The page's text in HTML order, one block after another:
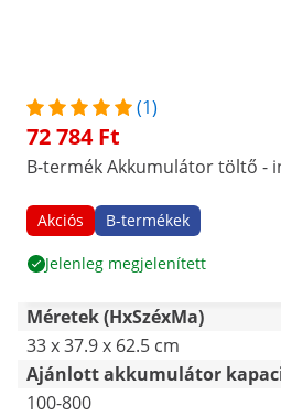
(1)
72 784 Ft
B-termék Akkumulátor töltő -
Akciós B-termékek
Jelenleg megjelenített
Méretek (HxSzéxMa)
33 x 37.9 x 62.5 cm
Ajánlott akkumulátor
100-800